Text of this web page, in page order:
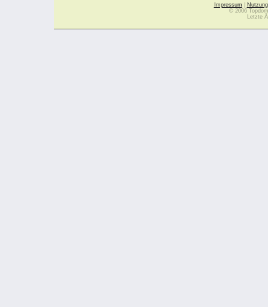
Impressum
© 2006
Letzte